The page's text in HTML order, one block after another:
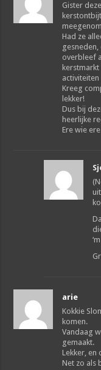
Gister
Had ze
gesneden,
overbleef
Kreeg
lekker!
Dus bij
heerlijke
Ere wie
arie
Kokkie
komen.
Vandaag
gemaakt.
Lekker, en
Net zo als